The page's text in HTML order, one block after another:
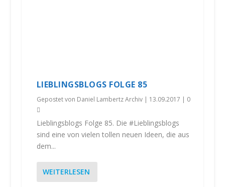
LIEBLINGSBLOGS FOLGE 85
Gepostet von Daniel Lambertz Archiv| 13.09.2017 | 0
Lieblingsblogs Folge 85. Die #Lieblingsblogs
sind eine von vielen tollen neuen Ideen, die aus
dem...
WEITERLESEN